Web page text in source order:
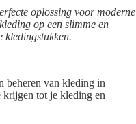
oplossing voor moderne
op een slimme en
kledingstukken.
beheren van kleding in
krijgen tot je kleding en